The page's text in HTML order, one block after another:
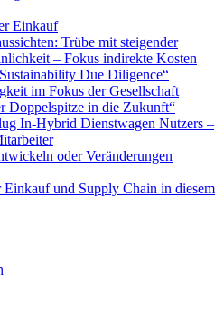
Einkauf
Trübe mit steigender
– Fokus indirekte Kosten
Due Diligence“
im Fokus der Gesellschaft
Doppelspitze in die Zukunft“
In-Hybrid Dienstwagen Nutzers –
oder Veränderungen
und Supply Chain in diesem